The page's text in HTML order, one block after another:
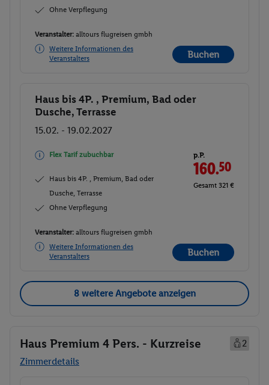
Ohne Verpflegung
Veranstalter: alltours flugreisen gmbh
Weitere Informationen des
Veranstalters
Buchen
Buchen
Haus bis 4P. , Premium, Bad oder
Dusche, Terrasse
15.02. - 19.02.2027
Flex Tarif zubuchbar
Haus bis 4P. , Premium, Bad oder
Dusche, Terrasse
Ohne Verpflegung
p.P.
160.50
Gesamt 321 €
Veranstalter: alltours flugreisen gmbh
Weitere Informationen des
Veranstalters
Buchen
8 weitere Angebote anzeigen
Haus Premium 4 Pers. - Kurzreise
2
Zimmerdetails